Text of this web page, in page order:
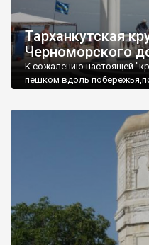
Тарханкутская
Черноморского
К сожалению настоящей
пешком вдоль